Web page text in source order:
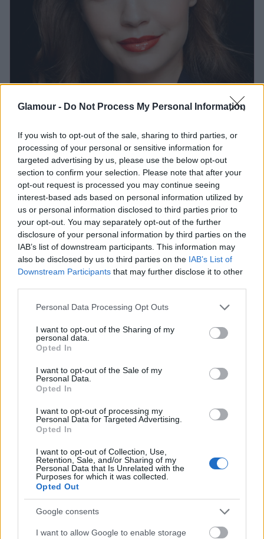
Glamour - Do Not Process My Personal Information
If you wish to opt-out of the sale, sharing to third parties, or
processing of your personal or sensitive information for
targeted advertising by us, please use the below opt-out
section to confirm your selection. Please note that after your
opt-out request is processed you may continue seeing
interest-based ads based on personal information utilized by
us or personal information disclosed to third parties prior to
your opt-out. You may separately opt-out of the further
disclosure of your personal information by third parties on the
IAB’s list of downstream participants. This information may
also be disclosed by us to third parties on the IAB’s List of
Downstream Participants that may further disclose it to other
Please note that this website/app uses one or more Google
not limited to your visit or usage behaviour. You may click to
grant or deny consent to Google and its third-party tags to
use your data for below specified purposes in below Google
consent section.
Personal Data Processing Opt Outs
I want to opt-out of the Sharing of my
personal data.
Opted In
I want to opt-out of the Sale of my
Personal Data.
Opted In
I want to opt-out of processing my
Personal Data for Targeted Advertising.
Opted In
I want to opt-out of Collection, Use,
Retention, Sale, and/or Sharing of my
Personal Data that Is Unrelated with the
Purposes for which it was collected.
Opted Out
Google consents
I want to allow Google to enable storage
Az igazán tartós rúzs elkészítése
Lépésről lépésre
Amint megvagy a színválasztással, már csak a
technikát kell ismerned, hogy gyönyörű vörös
ajkakat varázsolhass magadnak. Egy
visszafogottabb megoldás, amikor néhány pöttyöt
eldolgozol az ujjbegyeiddel az ajkaidon, így kapsz
egy finom, enyhe piros árnyalatot, ami nem igényel
különösebb szaktudást, azonban a klasszikus vörös
ajkak szép kidolgozásához szüksége van a
kezeidnek egy kis gyakorlatra.